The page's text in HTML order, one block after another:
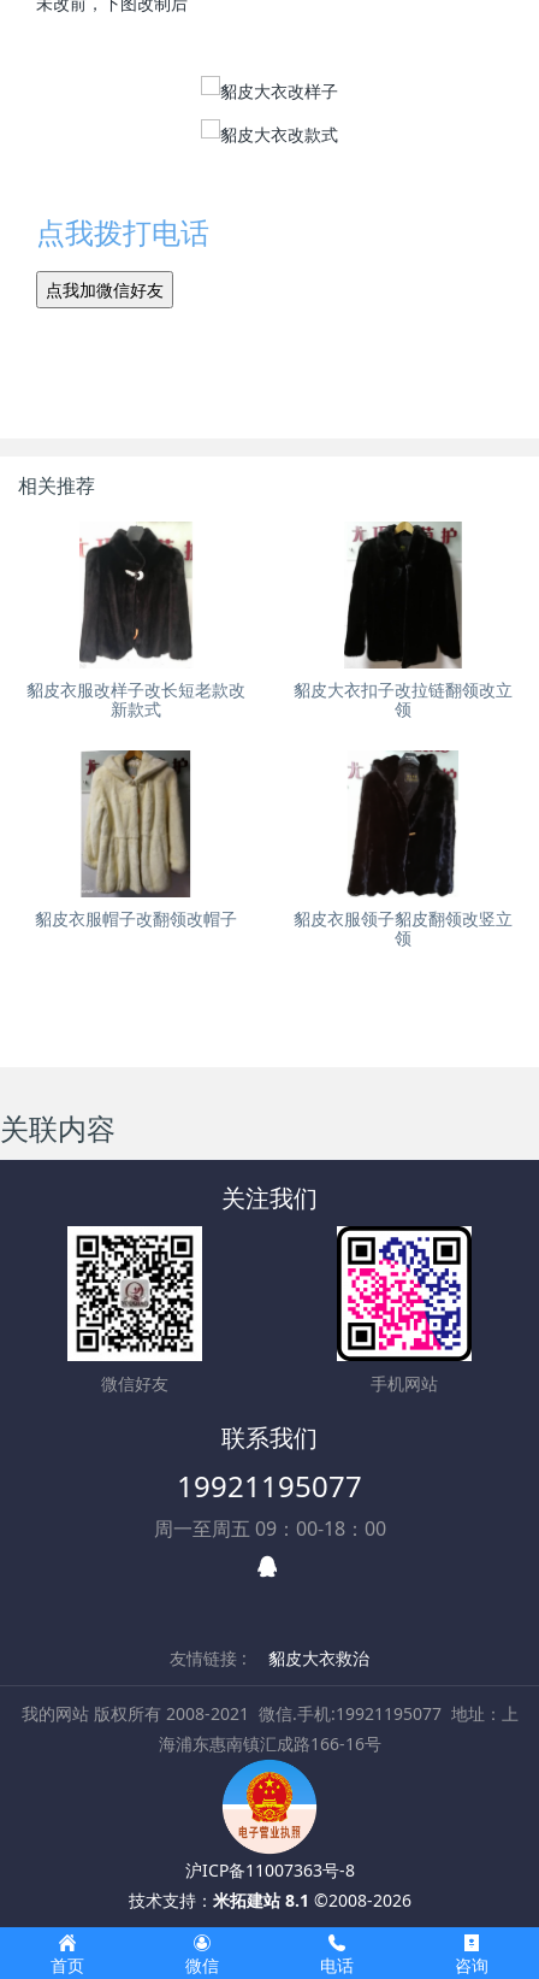
点我拨打电话
相关推荐
貂皮衣服改样子改长短老款改
新款式
貂皮大衣扣子改拉链翻领改立
领
貂皮衣服帽子改翻领改帽子
貂皮衣服领子貂皮翻领改竖立
领
关联内容
关注我们
微信好友 手机网站
联系我们
19921195077
周一至周五 09：00-18：00
友情链接 : 貂皮大衣救治
我的网站 版权所有 2008-2021 微信.手机:19921195077 地址：上
海浦东惠南镇汇成路166-16号
沪ICP备11007363号-8
技术支持： 米拓建站 8.1 ©2008-2026
首页 微信 电话 咨询